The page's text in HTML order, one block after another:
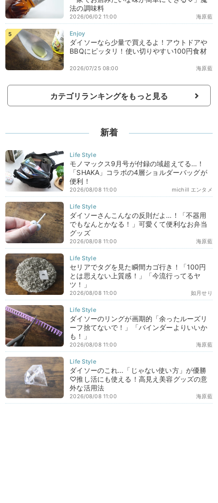
法の調味料
海原藍
2026/06/02 11:00
ダイソーなら少量で買えるよ！アウトドアや
BBQにピッタリ！使い切りやすい100円食材
海原藍
2026/07/25 08:00
カテゴリランキングをもっと見る
新着
モノマックス9月号が付録の域超えてる…！
「SHAKA」コラボの4層ショルダーバッグが
便利！
michill エンタメ
2026/08/08 11:00
ダイソーさんこんなの反則だよ…！「不器用
でもなんとかなる！」可愛くて便利なお弁当
グッズ
海原藍
2026/08/08 11:00
セリアでタグを見た瞬間カゴ行き！「100円
とは思えない上質感！」「今流行ってるヤ
ツ！」
如月せり
2026/08/08 11:00
ダイソーのリングが画期的「余ったルーズリ
ーフ捨てないで！」「バインダーよりいいか
も！」
海原藍
2026/08/08 11:00
ダイソーのこれ…「じゃない使い方」が優勝
♡推し活にも使える！高見え美容グッズの意
外な活用法
海原藍
2026/08/08 11:00